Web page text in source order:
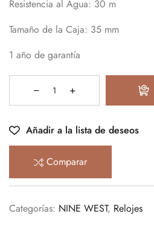
Resistencia al Agua: 30 m
Tamaño de la Caja: 35 mm
1 año de garantía
Añadir a la lista de deseos
Comparar
Categorías: NINE WEST, Relojes